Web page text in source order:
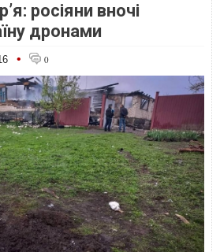
росіяни вночі
дронами
• 0